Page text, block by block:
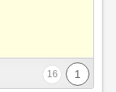
1
16